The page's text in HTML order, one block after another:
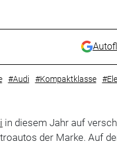
#Audi #Kompaktklasse
in diesem Jahr auf
der Marke. Auf